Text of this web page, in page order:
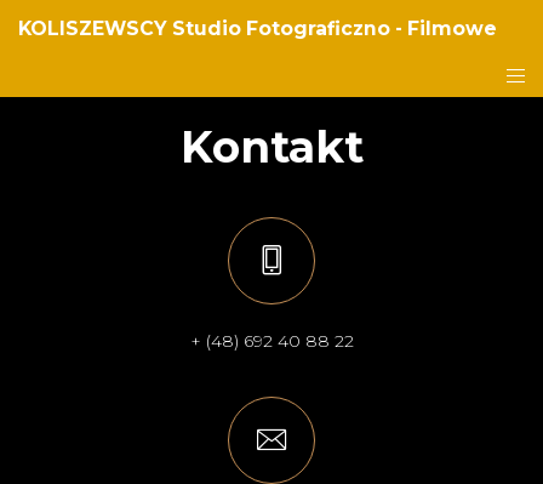
KOLISZEWSCY Studio Fotograficzno - Filmowe
Kontakt
+ (48) 692 40 88 22